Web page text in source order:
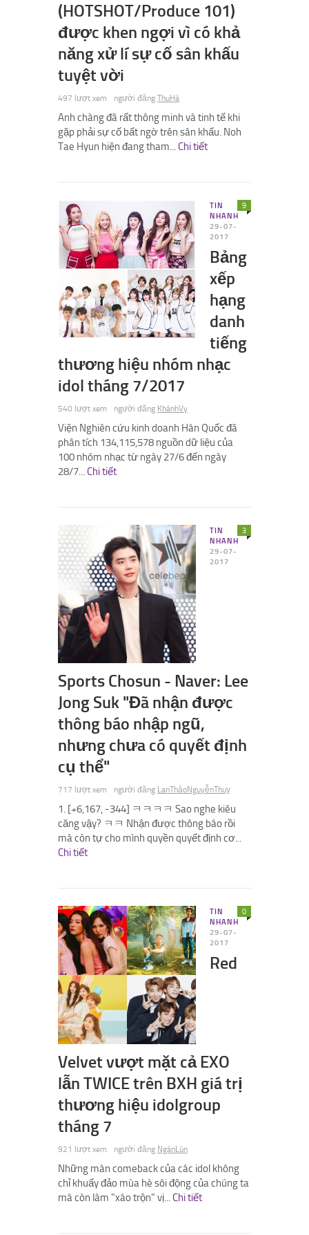
(HOTSHOT/Produce 101)
được khen ngợi vì có khả
năng xử lí sự cố sân khấu
tuyệt vời
497 lượt xem người đăng ThuHà
Anh chàng đã rất thông minh và tinh tế khi
gặp phải sự cố bất ngờ trên sân khấu. Noh
Tae Hyun hiện đang tham... Chi tiết
TIN
NHANH
29-07-
2017
Bảng
xếp
hạng
danh
tiếng
thương hiệu nhóm nhạc
idol tháng 7/2017
540 lượt xem
9
người đăng KhánhVy
Viện Nghiên cứu kinh doanh Hàn Quốc đã
phân tích 134,115,578 nguồn dữ liệu của
100 nhóm nhạc từ ngày 27/6 đến ngày
28/7... Chi tiết
TIN
NHANH
29-07-
2017
Sports Chosun - Naver: Lee
Jong Suk "Đã nhận được
thông báo nhập ngũ,
nhưng chưa có quyết định
cụ thể"
717 lượt xem
3
người đăng LanThảoNguyễnThuỵ
1. [+6,167, -344] ㅋㅋㅋㅋ Sao nghe kiêu
căng vậy? ㅋㅋ Nhận được thông báo rồi
mà còn tự cho mình quyền quyết định cơ...
Chi tiết
TIN
NHANH
29-07-
2017
Red
Velvet vượt mặt cả EXO
lẫn TWICE trên BXH giá trị
thương hiệu idolgroup
tháng 7
921 lượt xem
0
người đăng NgânLùn
Những màn comeback của các idol không
chỉ khuấy đảo mùa hè sôi động của chúng ta
mà còn làm "xáo trộn" vị... Chi tiết